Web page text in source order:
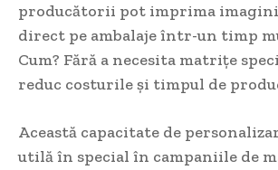
producătorii pot imprima imagini
direct pe ambalaje într-un timp
Cum? Fără a necesita matrițe
reduc costurile și timpul de
Această capacitate de
utilă în special în campaniile de